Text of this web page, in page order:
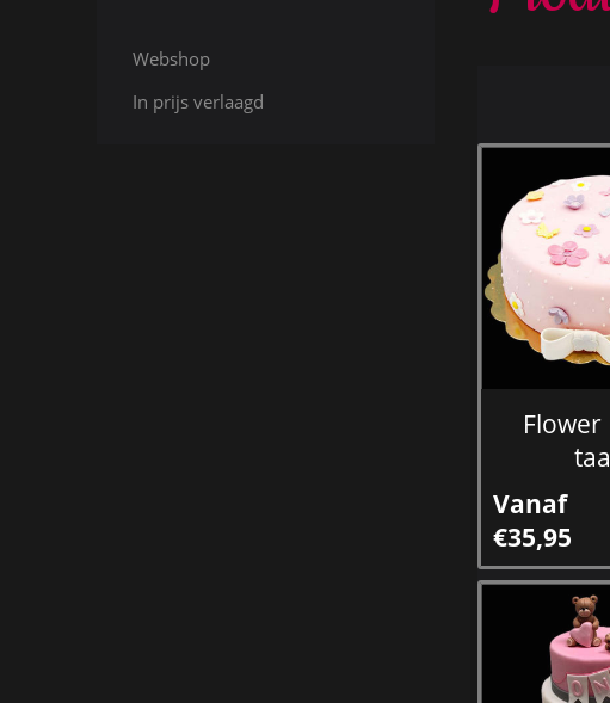
Flower
Vanaf
€35,95
Webshop
In prijs verlaagd